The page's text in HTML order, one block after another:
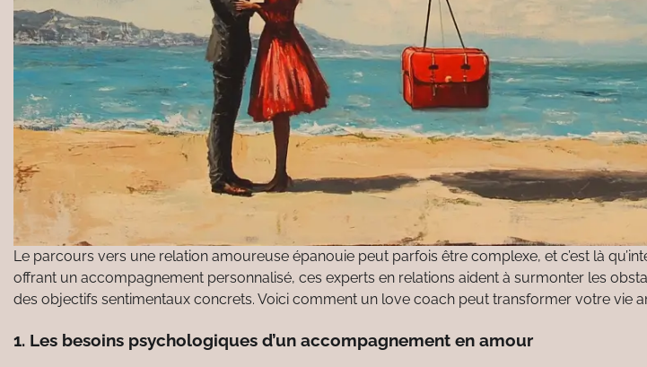
Le parcours vers une relation amoureuse épanouie peut parfois être complexe, et c’est là
offrant un accompagnement personnalisé, ces experts en relations aident à surmonter les
des objectifs sentimentaux concrets. Voici comment un love coach peut transformer votre vie
1. Les besoins psychologiques d’un accompagnement en amour